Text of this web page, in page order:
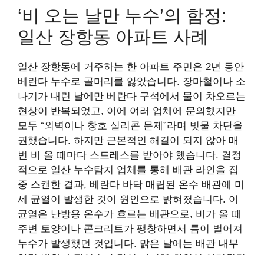
‘비 오는 날만 누수’의 함정:
일산 장항동 아파트 사례
일산 장항동에 거주하는 한 아파트 주민은 2년 동안
베란다 누수로 골머리를 앓았습니다. 장마철이나 소
나기가 내린 날에만 베란다 구석에서 물이 차오르는
현상이 반복되었고, 이에 여러 업체에 문의했지만
모두 “외벽이나 창호 실리콘 문제”라며 빗물 차단을
권했습니다. 하지만 근본적인 해결이 되지 않아 매
번 비 올 때마다 스트레스를 받아야 했습니다. 결정
적으로 일산 누수탐지 업체를 통해 배관 라인을 집
중 스캔한 결과, 베란다 바닥 매립된 온수 배관에 미
세 균열이 발생한 것이 원인으로 밝혀졌습니다. 이
균열은 난방용 온수가 흐르는 배관으로, 비가 올 때
주변 토양이나 콘크리트가 팽창하면서 틈이 벌어져
누수가 발생했던 것입니다. 맑은 날에는 배관 내부